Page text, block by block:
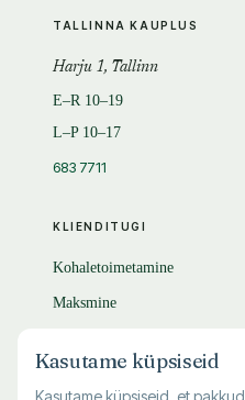
KLIENDITUGI
Kohaletoimetamine
Maksmine
KKK
TALLINNA KAUPLUS
Harju 1, Tallinn
E–R 10–19
L–P 10–17
683 7711
Kasutame küpsiseid
Kasutame küpsiseid, et